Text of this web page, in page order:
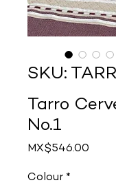
SKU:
Tarro
No.1
MX$546.00
Colour *